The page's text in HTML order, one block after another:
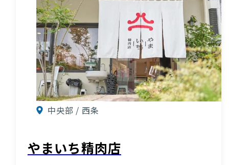
中央部 / 西条
やまいち精肉店